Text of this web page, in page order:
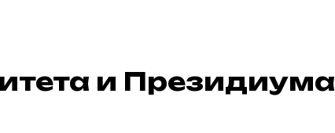
и Президиума